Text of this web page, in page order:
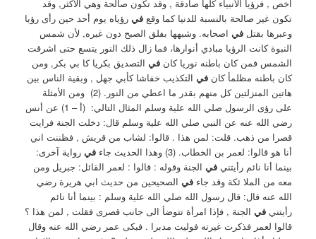
اخص , فرؤيا الأنبياء كلها صادقة , وقد تكون صالحة وهي الآكثر, وقد
تكون غير صالحة بالنسبة للدنيا كما وقعفي رؤياه يوم أحد حين رأى رؤيا
وعبرها بقتلفي اصحابه. ‏وشبهها بفلق الصبح دون غيره, لأن شمس
النبوة كانت الرؤيا مبادي أنوارها، فما زال ذلك النور يتسع حتى اشرقت
الشمس فمن كان باطنه نوريا كانفي التصديق بكريا كا ‏بي بكر, ومن
كان باطنه مظلمأ كانفي التكذيب خفاشا كأبي جهل , وبقية الناس بين
هاتين المنزلتين كل منهم بقدر ما اعطي من النور. (2) ‏ ومن الأمثلة
على رؤى الرسول صلي الله علية وسلم المثال التالي: ‏ (أ – 1) عن أنس
رضي الله عنه عن النبي صلي الله علية وسلم قال: دخلت الجنة فرايت
قصرا من ذهب. قلت: لمن هذا . قالوا: لشاب من قريش , فظننت اني
أنا هو قالوا: لعمر بن الخطاب. (3) ‏وهذا الحديث جاء
في رواية آخرى:
بينما أنا نائم رأيتنيفي الجنة وقوله : قالوا : لعمر القائل: جبريل ومن
معه من الملا ئكة وقد جاءفي الصحيحين من حديث ابي هريرة رضي
الله عنه قال: قال رسول الله صلي الله علية وسلم : بينما أنا نائم
رأيتنيفي الجنة , فإذا امرأة تتوضأ الى جانب قصرى فقلت , لمن هذا ؟
قالوا لعمر فذكرت غيرته فوليت مدبرا . فبكى عمر رضي الله عنه وقال